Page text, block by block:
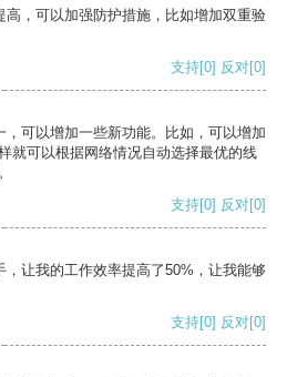
，可以加强防护措施，比如增加双重验
支持[0] 反对[0]
可以增加一些新功能。比如，可以增加
就可以根据网络情况自动选择最优的线
支持[0] 反对[0]
让我的工作效率提高了50%，让我能够
支持[0] 反对[0]